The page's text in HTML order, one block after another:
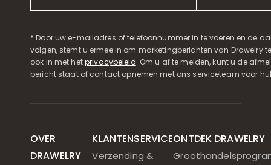
* Door uw e-mailadres of telefoonnummer in te voeren en de
volgen, stemt u ermee in om marketingberichten van Drawelry
ook in met hetprivacybeleid. Om u af te melden, kunt u de
bericht staat of contact opnemen met ons serviceteam voor
OVER
DRAWELRY
KLANTENSERVICE
Verzending &
ONTDEK DRAWELRY